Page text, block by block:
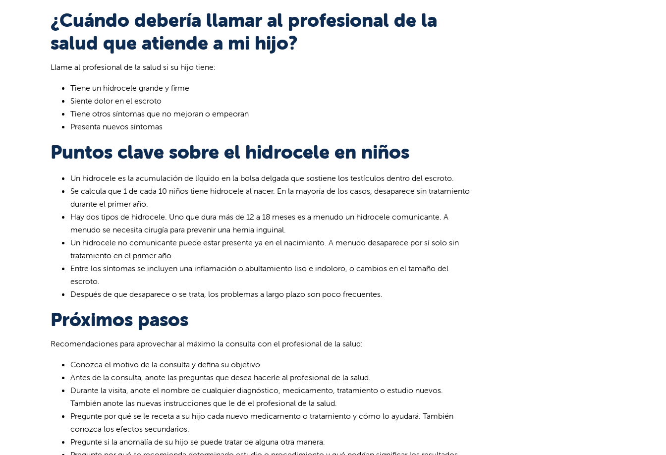
¿Cuándo debería llamar al profesional de la
salud que atiende a mi hijo?
Llame al profesional de la salud si su hijo tiene:
Tiene un hidrocele grande y firme
Siente dolor en el escroto
Tiene otros síntomas que no mejoran o empeoran
Presenta nuevos síntomas
Puntos clave sobre el hidrocele en niños
Un hidrocele es la acumulación de líquido en la bolsa delgada que sostiene los testículos dentro del escroto.
Se calcula que 1 de cada 10 niños tiene hidrocele al nacer. En la mayoría de los casos, desaparece sin tratamiento
durante el primer año.
Hay dos tipos de hidrocele. Uno que dura más de 12 a 18 meses es a menudo un hidrocele comunicante. A
menudo se necesita cirugía para prevenir una hernia inguinal.
Un hidrocele no comunicante puede estar presente ya en el nacimiento. A menudo desaparece por sí solo sin
tratamiento en el primer año.
Entre los síntomas se incluyen una inflamación o abultamiento liso e indoloro, o cambios en el tamaño del
escroto.
Después de que desaparece o se trata, los problemas a largo plazo son poco frecuentes.
Próximos pasos
Recomendaciones para aprovechar al máximo la consulta con el profesional de la salud:
Conozca el motivo de la consulta y defina su objetivo.
Antes de la consulta, anote las preguntas que desea hacerle al profesional de la salud.
Durante la visita, anote el nombre de cualquier diagnóstico, medicamento, tratamiento o estudio nuevos.
También anote las nuevas instrucciones que le dé el profesional de la salud.
Pregunte por qué se le receta a su hijo cada nuevo medicamento o tratamiento y cómo lo ayudará. También
conozca los efectos secundarios.
Pregunte si la anomalía de su hijo se puede tratar de alguna otra manera.